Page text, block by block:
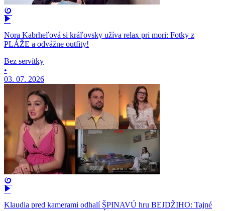
Nora Kabrheľová si kráľovsky užíva relax pri mori: Fotky z
PLÁŽE a odvážne outfity!
Bez servítky
•
03. 07. 2026
Klaudia pred kamerami odhalí ŠPINAVÚ hru BEJDŽIHO: Tajné